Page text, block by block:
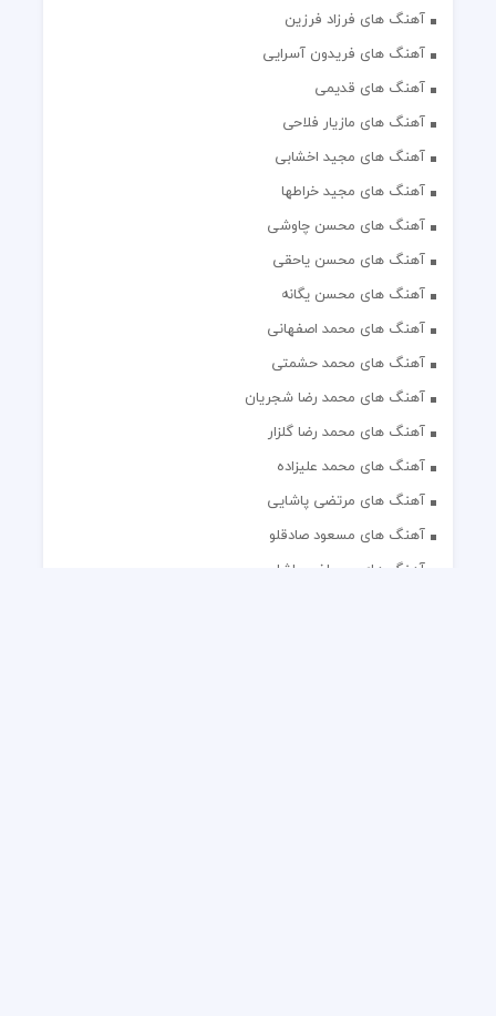
آهنگ های فرزاد فرزین
آهنگ های فریدون آسرایی
آهنگ های قدیمی
آهنگ های مازیار فلاحی
آهنگ های مجید اخشابی
آهنگ های مجید خراطها
آهنگ های محسن چاوشی
آهنگ های محسن یاحقی
آهنگ های محسن یگانه
آهنگ های محمد اصفهانی
آهنگ های محمد حشمتی
آهنگ های محمد رضا شجریان
آهنگ های محمد رضا گلزار
آهنگ های محمد علیزاده
آهنگ های مرتضی پاشایی
آهنگ های مسعود صادقلو
آهنگ های مصطفی پاشایی